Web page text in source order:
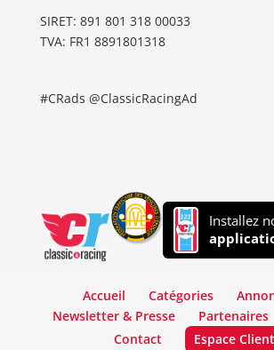
SIRET: 891 801 318 00033
TVA: FR1 8891801318
#CRads @ClassicRacingAd
Installez
Accueil Catégories
Newsletter & Presse
Partenaires
Contact
Espace Client